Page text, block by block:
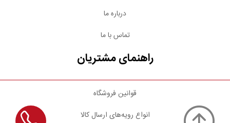
درباره ما
تماس با ما
راهنمای مشتریان
قوانین فروشگاه
انواع رویه‌های ارسال کالا